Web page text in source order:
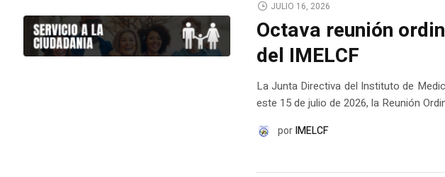
JULIO 16, 2026
Octava reunión
del IMELCF
La Junta Directiva del Instituto de
este 15 de julio de 2026, la Reunión
porIMELCF